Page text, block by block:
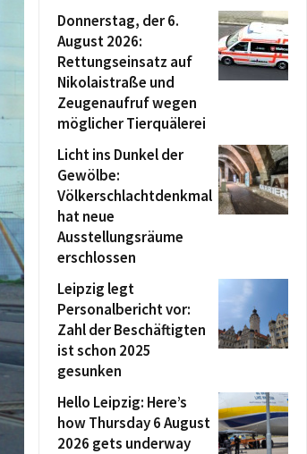
Donnerstag, der 6.
August 2026:
Rettungseinsatz auf
Nikolaistraße und
Zeugenaufruf wegen
möglicher Tierquälerei
Licht ins Dunkel der
Gewölbe:
Völkerschlachtdenkmal
hat neue
Ausstellungsräume
erschlossen
Leipzig legt
Personalbericht vor:
Zahl der Beschäftigten
ist schon 2025
gesunken
Hello Leipzig: Here’s
how Thursday 6 August
2026 gets underway